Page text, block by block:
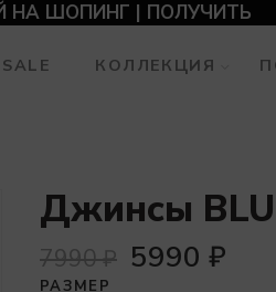
НА ШОПИНГ | ПОЛУЧИТЬ
SALE КОЛЛЕКЦИЯ
Джинсы
7990₽ 5990 ₽
РАЗМЕР